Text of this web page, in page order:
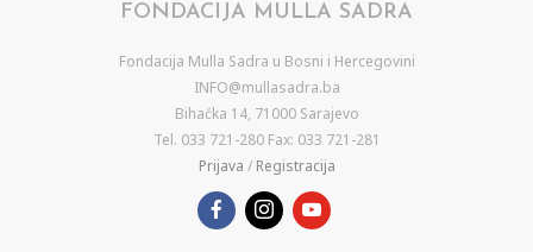
FONDACIJA MULLA SADRA
Fondacija Mulla Sadra u Bosni i Hercegovini
INFO@mullasadra.ba
Bihaćka 14, 71000 Sarajevo
Tel. 033 721-280 Fax: 033 721-281
Prijava / Registracija